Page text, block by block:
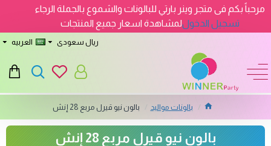
مرحباً بكم فى متجر وينر بارتي للبالونات والشموع بالجملة الرجاء
تسجيل الدخوللمشاهدة اسعار جميع المنتجات
ريال سعودى العربيه
بالونات مواليد بالون نيو قيرل مربع 28 إنش
بالون نيو قيرل مربع 28 إنش